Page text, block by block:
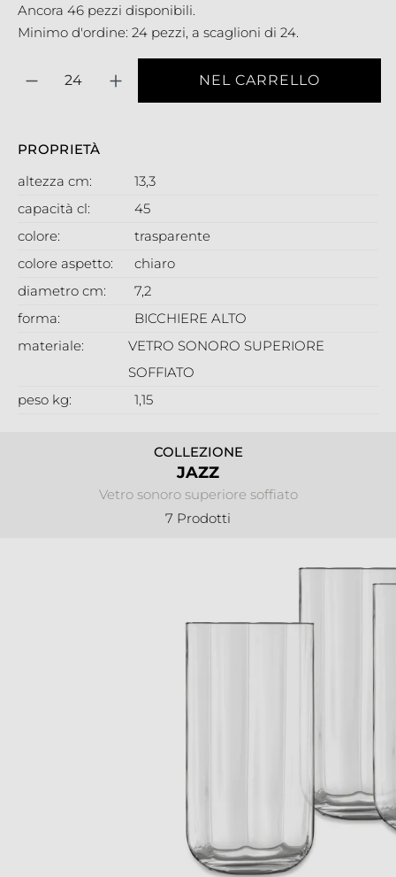
COLLEZIONE
JAZZ
Vetro sonoro superiore soffiato
7 Prodotti
Ancora 46 pezzi disponibili.
Minimo d'ordine: 24 pezzi, a scaglioni di 24.
NEL CARRELLO
PROPRIETÀ
altezza cm:
13,3
capacità cl:
45
colore:
trasparente
colore aspetto:
chiaro
diametro cm:
7,2
forma:
BICCHIERE ALTO
materiale:
VETRO SONORO SUPERIORE
SOFFIATO
peso kg:
1,15